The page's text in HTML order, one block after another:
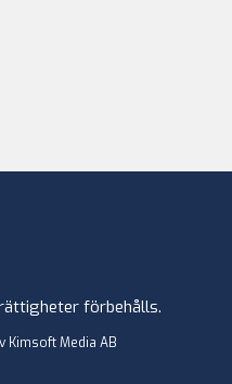
förbehålls.
Kimsoft Media AB